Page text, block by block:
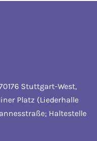
Stuttgart-West,
Platz (Liederhalle
Haltestelle